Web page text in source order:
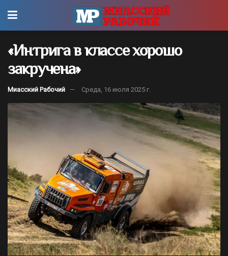
«Интрига в классе хорошо
закручена»
Миасский Рабочий Среда, 16 июля 2025 г.